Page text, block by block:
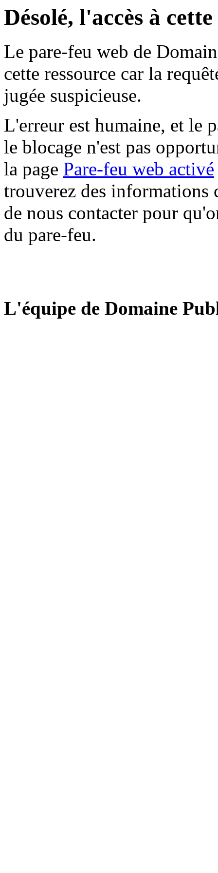
Désolé, l'accès à
Le pare-feu web de
cette ressource car la
jugée suspicieuse.
L'erreur est humaine, et le
le blocage n'est pas
la page Pare-feu web activé
trouverez des informations
de nous contacter pour
du pare-feu.
L'équipe de Domaine